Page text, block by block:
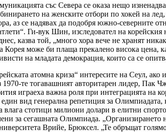
със Севера се оказа нещо
на женските отбори по хокей на
аз се надявах да подобря южно-северните
Ги-вук Шин, изследовател на
казва той, „много хора вече не хранят
може би плаща прекалено висока цена,
на младата демокрация, които са се
атомна криза“ интересите на Сеул,
1970-те тогавашният авторитарен лидер,
играеха важна роля при интеграцията на
вид генерална репетиция за
влага стотици милиони долари в елитни
за сегашната Олимпиада.
Врийе, Брюксел. „Те обръщат